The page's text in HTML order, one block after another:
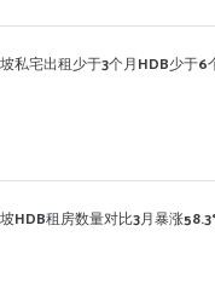
私宅出租少于3个月HDB少于6
HDB租房数量对比3月暴涨